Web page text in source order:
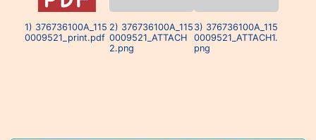
1) 376736100A_115
0009521_print.pdf
2) 376736100A_115
0009521_ATTACH
2.png
3) 376736100A_115
0009521_ATTACH1.
png